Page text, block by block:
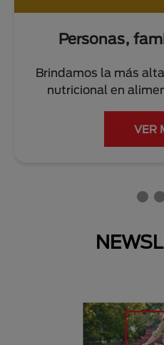
Personas,
Brindamos la más
nutricional en
VER